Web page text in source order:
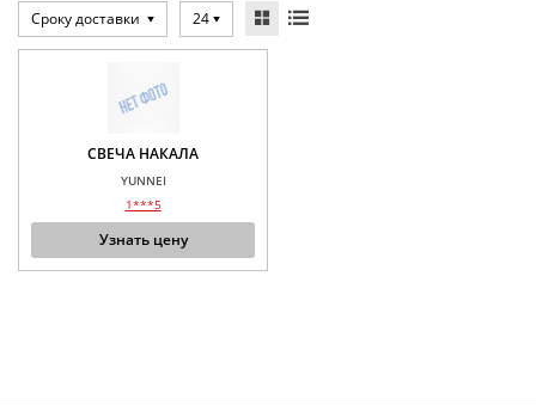
Сроку доставки 24
СВЕЧА НАКАЛА
YUNNEI
1***5
Узнать цену